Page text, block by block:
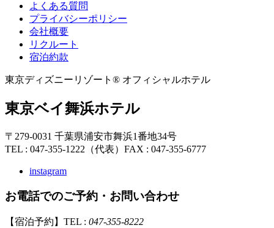
よくある質問
プライバシーポリシー
会社概要
リクルート
宿泊約款
東京ディズニーリゾート® オフィシャルホテル
東京ベイ舞浜ホテル
〒279-0031 千葉県浦安市舞浜1番地34号
TEL : 047-355-1222（代表） FAX : 047-355-6777
instagram
お電話でのご予約・お問い合わせ
【宿泊予約】TEL : 047-355-8222